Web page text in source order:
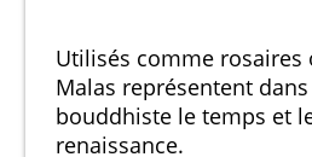
Utilisés comme rosaires
Malas représentent
bouddhiste le temps et
renaissance.